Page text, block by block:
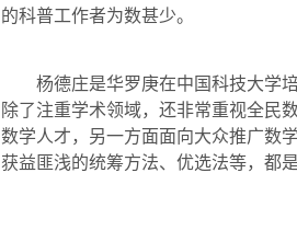
的科普工作者为数甚少。
杨德庄是华罗庚在中国科技大学
除了注重学术领域，还非常重视全民
数学人才，另一方面面向大众推广数
获益匪浅的统筹方法、优选法等，都